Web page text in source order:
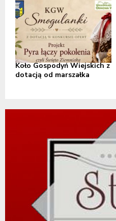
Koło Gospodyń Wiejskich z
dotacją od marszałka